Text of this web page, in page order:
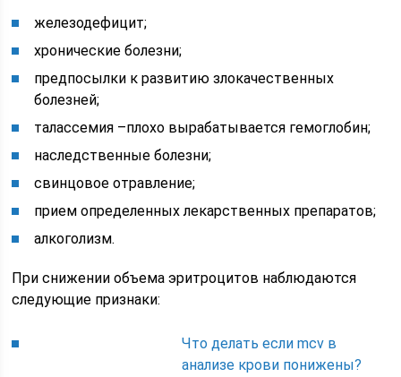
железодефицит;
хронические болезни;
предпосылки к развитию злокачественных
болезней;
талассемия –плохо вырабатывается гемоглобин;
наследственные болезни;
свинцовое отравление;
прием определенных лекарственных препаратов;
алкоголизм.
При снижении объема эритроцитов наблюдаются
следующие признаки:
Что делать если mcv в
анализе крови понижены?